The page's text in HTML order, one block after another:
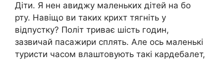
Діти. Я нен авиджу маленьких дітей на бо
рту. Навіщо ви таких крихт тягніть у
відпустку? Політ триває шість годин,
зазвичай пасажири сплять. Але ось маленькі
туристи часом влаштовують такі кардебалет,